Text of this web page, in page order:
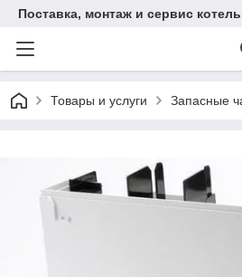
Поставка, монтаж и сервис
Товары и услуги Запасные